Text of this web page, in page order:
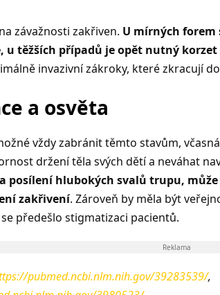
závažnosti zakřiven. U mírných forem
u těžších případů je opět nutný korzet
invazivní zákroky, které zkracují
a osvěta
vždy zabránit těmto stavům,
držení těla svých dětí a neváhat
posílení hlubokých svalů trupu,
zakřivení. Zároveň by měla být
předešlo stigmatizaci pacientů.
Reklama
pubmed.ncbi.nlm.nih.gov/39283539/,